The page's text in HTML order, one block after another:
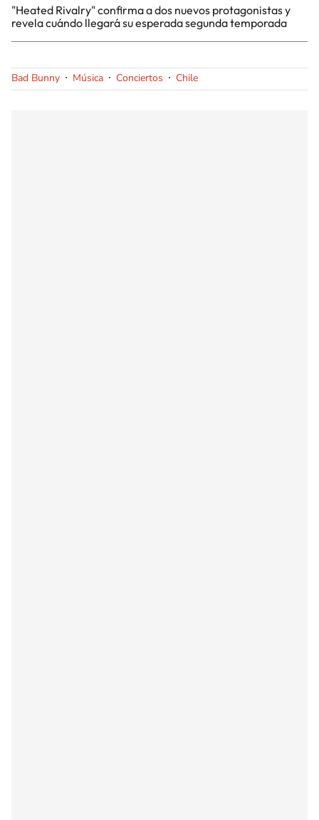
"Heated Rivalry" confirma a dos nuevos protagonistas y
revela cuándo llegará su esperada segunda temporada
Bad Bunny Música Conciertos Chile